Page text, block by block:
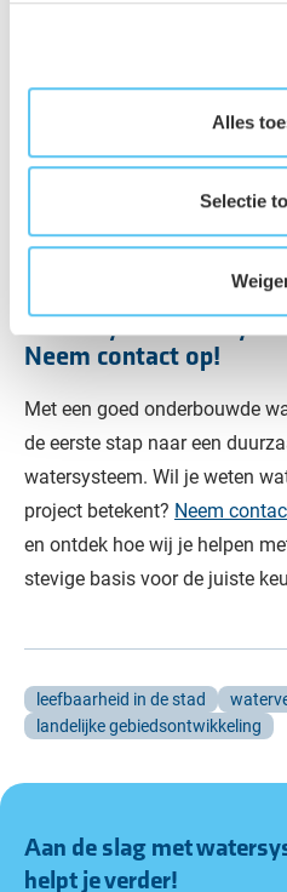
Alles
Selectie
Watersysteemanalyse
Neem contact op!
Met een goed onderbouwde
de eerste stap naar een
watersysteem. Wil je weten
project betekent? Neem
en ontdek hoe wij je helpen
stevige basis voor de juiste
leefbaarheid in de stad
landelijke gebiedsontwikkeling
Aan de slag met
helpt je verder!